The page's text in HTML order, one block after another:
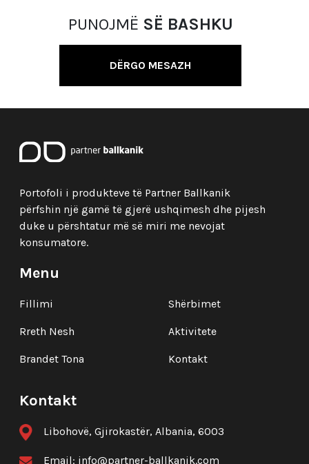
PUNOJMË SË BASHKU
DËRGO MESAZH
Portofoli i produkteve të Partner Ballkanik
përfshin një gamë të gjerë ushqimesh dhe pijesh
duke u përshtatur më së miri me nevojat
konsumatore.
Menu
Fillimi
Rreth Nesh
Brandet Tona
Shërbimet
Aktivitete
Kontakt
Kontakt
Libohovë, Gjirokastër, Albania, 6003
Email: info@partner-ballkanik.com